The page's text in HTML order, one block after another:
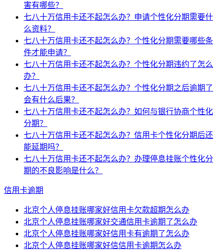
害有哪些？
七八十万信用卡还不起怎么办？申请个性化分期需要什
么资料？
七八十万信用卡还不起怎么办？个性化分期需要哪些条
件才能申请？
七八十万信用卡还不起怎么办？个性化分期违约了怎么
办？
七八十万信用卡还不起怎么办？个性化分期之后逾期了
会有什么后果？
七八十万信用卡还不起怎么办？如何与银行协商个性化
分期？
七八十万信用卡还不起怎么办？信用卡个性化分期后还
能延期吗？
七八十万信用卡还不起怎么办？办理停息挂账个性化分
期的不良影响是什么？
信用卡逾期
北京个人停息挂账哪家好信用卡欠款超期怎么办
北京个人停息挂账哪家好交通信用卡逾期了怎么办
北京个人停息挂账哪家好信用卡有逾期了怎么办
北京个人停息挂账哪家好信信用卡逾期怎么办